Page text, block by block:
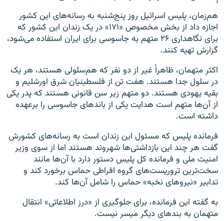
هم‌زمان، پلیس اسرائیل روز پنج‌شنبه به رسانه‌های این کشور
اجازه داد از بخش مخصوص «۱۷۱» در یک زندان این کشور که
برای نگاهداری ۲۶ متهم به جاسوسی برای ایران استفاده می‌شود،
گزارش تهیه کنند.
اکثر متهمان، ظاهراً غیر از دو نفر که هم‌سلولی هستند، هر یک
در سلول جدا هستند. هفت تن از فلسطینیان شرق اورشلیم و
بقیه یهودی هستند. دو متهم زیر سن قانونی هستند که پدر یکی
از آن‌ها متهم است هدایت یکی از باندهای جاسوسی را برعهده
داشته است.
فرمانده پلیس که مسئول این زندان است به رسانه‌های کشورش
گفت هر چند این بازداشتی‌ها شهروند هستند اما از سوی وزیر
امنیت ملی و فرمانده کل پلیس دستور دارد با آن‌ها مانند
سخت‌ترین تروریست‌های گروه افراطی حماس برخورد کند و
تدابیر «نیروهای نخبه» حماس را شامل آن‌ها کند.
به گفته این فرمانده، برای جلوگیری از «درز اطلاعاتی» انتقال
متهمان به بندهای دیگر میسر نیست.